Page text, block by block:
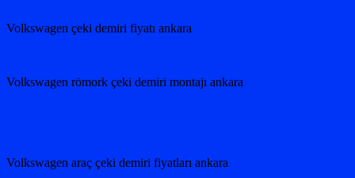
Volkswagen çeki demiri fiyatı ankara
Volkswagen römork çeki demiri montajı ankara
Volkswagen araç çeki demiri fiyatları ankara